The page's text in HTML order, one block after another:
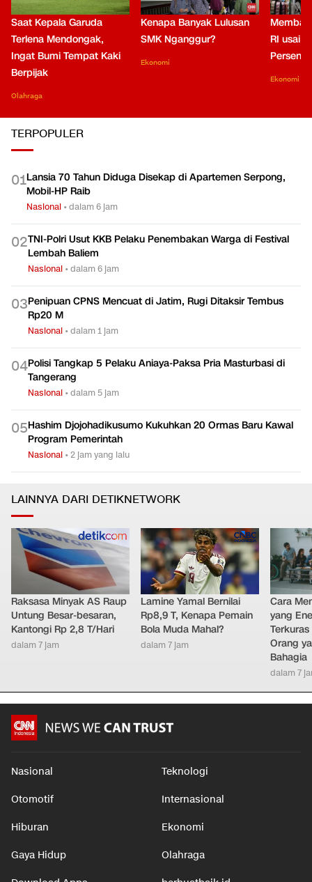
Saat Kepala Garuda
Terlena Mendongak,
Ingat Bumi Tempat Kaki
Berpijak
Olahraga
Kenapa Banyak Lulusan
SMK Nganggur?
Ekonomi
RI usai
Persen
Ekonomi
TERPOPULER
01Lansia 70 Tahun Diduga Disekap di Apartemen Serpong,
Mobil-HP Raib
Nasional •dalam 6 jam
02TNI-Polri Usut KKB Pelaku Penembakan Warga di Festival
Lembah Baliem
Nasional •dalam 6 jam
03Penipuan CPNS Mencuat di Jatim, Rugi Ditaksir Tembus
Rp20 M
Nasional •dalam 1 jam
04Polisi Tangkap 5 Pelaku Aniaya-Paksa Pria Masturbasi di
Tangerang
Nasional •dalam 5 jam
05Hashim Djojohadikusumo Kukuhkan 20 Ormas Baru Kawal
Program Pemerintah
Nasional •2 jam yang lalu
LAINNYA DARI DETIKNETWORK
Raksasa Minyak AS Raup
Untung Besar-besaran,
Kantongi Rp 2,8 T/Hari
dalam 7 jam
Lamine Yamal Bernilai
Rp8,9 T, Kenapa Pemain
Bola Muda Mahal?
dalam 7 jam
Cara
yang
Orang
Bahagia
dalam 7
Nasional Teknologi
Otomotif Internasional
Hiburan Ekonomi
Gaya Hidup Olahraga